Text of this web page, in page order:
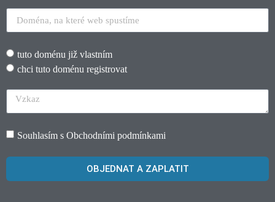
tuto doménu již vlastním
chci tuto doménu registrovat
Souhlasím s Obchodními podmínkami
OBJEDNAT A ZAPLATIT